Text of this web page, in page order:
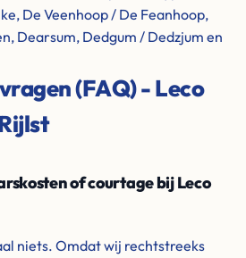
De Veenhoop / De Feanhoop,
Dearsum, Dedgum / Dedzjum en
(FAQ) - Leco
of courtage bij Leco
niets. Omdat wij rechtstreeks